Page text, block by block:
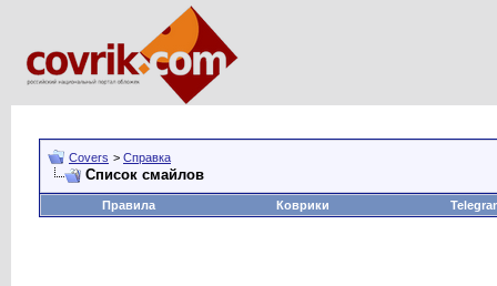
Covers > Справка
Список смайлов
Правила Коврики